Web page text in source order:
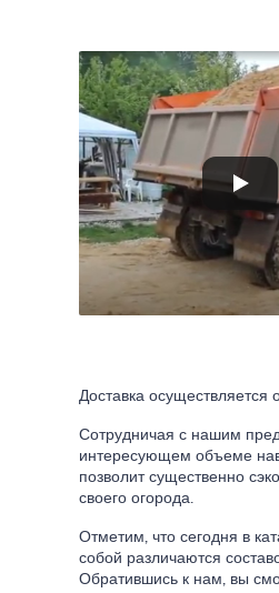
Доставка осуществляется
Сотрудничая с нашим
интересующем объеме
позволит существенно
своего огорода.
Отметим, что сегодня в
собой различаются
Обратившись к нам, вы